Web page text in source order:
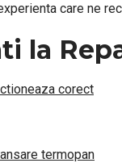
care ne
la
corect
termopan